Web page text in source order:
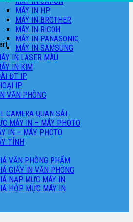
MÁY IN HP
MÁY IN BROTHER
MÁY IN RICOH
MÁY IN PANASONIC
MÁY IN SAMSUNG
IN LASER MÀU
IN KIM
ĐT IP
IP
VĂN PHÒNG
CAMERA QUAN SÁT
MÁY IN – MÁY PHOTO
IN – MÁY PHOTO
TÍNH
VĂN PHÒNG PHẨM
GIẤY IN VĂN PHÒNG
NẠP MỰC MÁY IN
HỘP MỰC MÁY IN